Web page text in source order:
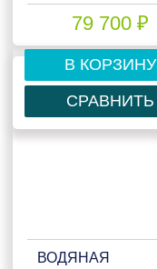
79 700 ₽
В КОРЗИНУ
СРАВНИТЬ
ВОДЯНАЯ